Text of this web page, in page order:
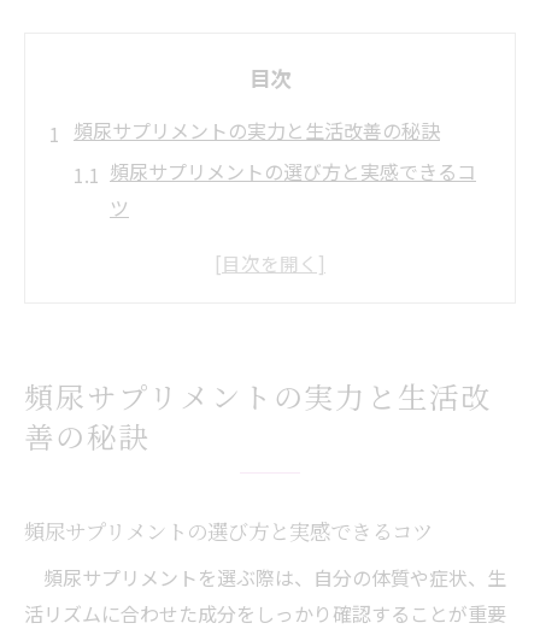
目次
頻尿サプリメントの実力と生活改善の秘訣
頻尿サプリメントの選び方と実感できるコ
ツ
生活習慣改善と頻尿サプリメントの相乗効
頻尿サプリメントと適切な水分管理ポイン
ト
頻尿サプリメント活用で快適な毎日を目指
頻尿サプリメントの実力と生活改
善の秘訣
頻尿サプリメントの選び方と実感できるコツ
頻尿サプリメントを選ぶ際は、自分の体質や症状、生
活リズムに合わせた成分をしっかり確認することが重要